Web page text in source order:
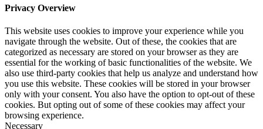
Privacy Overview
This website uses cookies to improve your experience while you
navigate through the website. Out of these, the cookies that are
categorized as necessary are stored on your browser as they are
essential for the working of basic functionalities of the website. We
also use third-party cookies that help us analyze and understand how
you use this website. These cookies will be stored in your browser
only with your consent. You also have the option to opt-out of these
cookies. But opting out of some of these cookies may affect your
browsing experience.
Necessary